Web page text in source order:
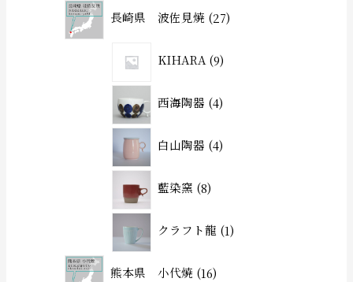
長崎県 波佐見焼 27
KIHARA 9
西海陶器 4
白山陶器 4
藍染窯 8
クラフト龍 1
熊本県 小代焼 16